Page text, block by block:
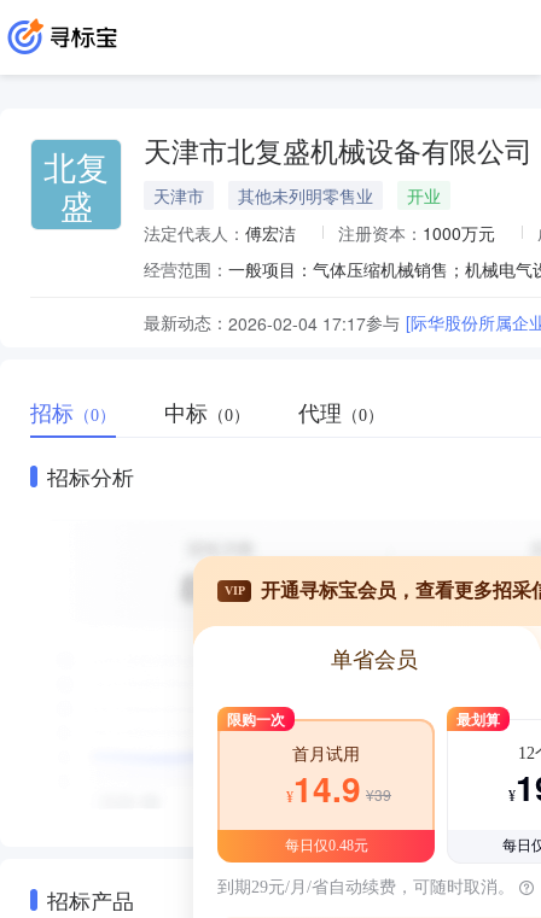
北复
盛
天津市北复盛机械设备有限公司
天津市 其他未列明零售业
开业
法定代表人： 傅宏洁 注册资本： 1000万元
经营范围：
最新动态： 2026-02-04 17:17参与 [际华股份所属企
招标 （0） 中标 （0） 代理 （0）
招标分析
招标产品
VIP 开通寻标宝会员，查看更多招采
单省会员
限购一次
首月试用
¥14.9 ¥39
每日仅0.48元
最划算
12
¥
每日
到期29元/月/省自动续费，可随时取消。